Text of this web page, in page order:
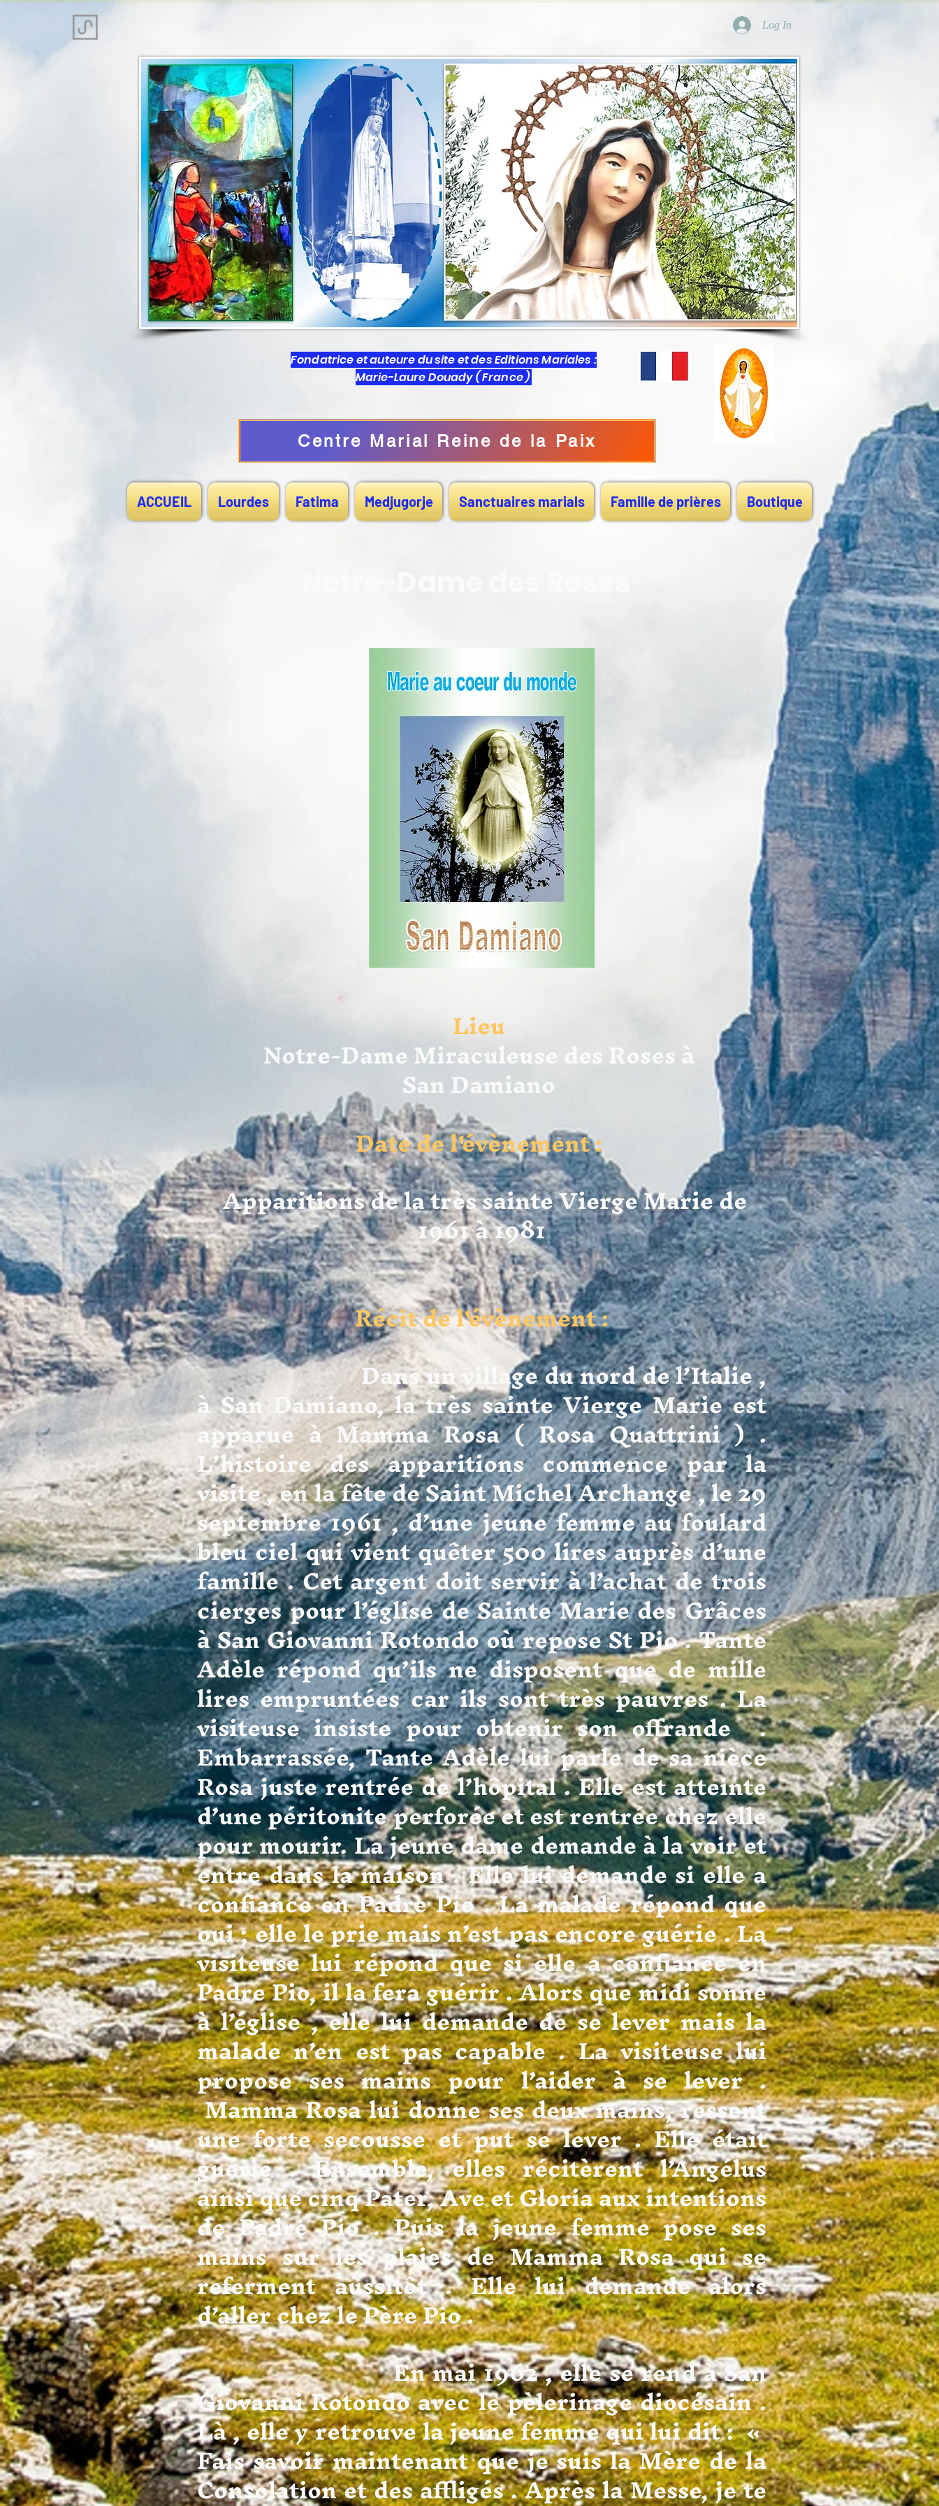
Log In
Fondatrice et auteure du site et des Editions Mariales :
Marie-Laure Douady ( France )
Centre Marial Reine de la Paix
ACCUEIL Lourdes Fatima Medjugorje Sanctuaires marials Famille de prières Boutique
Lieu
Notre-Dame Miraculeuse des Roses à
San Damiano
Date de l'évènement :
Apparitions de la très sainte Vierge Marie de
1961 à 1981
Récit de l'évènement :
Dans un village du nord de l’Italie ,
à San Damiano, la très sainte Vierge Marie est
apparue à Mamma Rosa ( Rosa Quattrini ) .
L’histoire des apparitions commence par la
visite , en la fête de Saint Michel Archange , le 29
septembre 1961 , d’une jeune femme au foulard
bleu ciel qui vient quêter 500 lires auprès d’une
famille . Cet argent doit servir à l’achat de trois
cierges pour l’église de Sainte Marie des Grâces
à San Giovanni Rotondo où repose St Pio . Tante
Adèle répond qu’ils ne disposent que de mille
lires empruntées car ils sont très pauvres . La
visiteuse insiste pour obtenir son offrande .
Embarrassée, Tante Adèle lui parle de sa nièce
Rosa juste rentrée de l’hôpital . Elle est atteinte
d’une péritonite perforée et est rentrée chez elle
pour mourir. La jeune dame demande à la voir et
entre dans la maison . Elle lui demande si elle a
confiance en Padre Pio . La malade répond que
oui ; elle le prie mais n’est pas encore guérie . La
visiteuse lui répond que si elle a confiance en
Padre Pio, il la fera guérir . Alors que midi sonne
à l’église , elle lui demande de se lever mais la
malade n’en est pas capable . La visiteuse lui
propose ses mains pour l’aider à se lever .
Mamma Rosa lui donne ses deux mains, ressent
une forte secousse et put se lever . Elle était
guérie . Ensemble, elles récitèrent l’Angélus
ainsi que cinq Pater, Ave et Gloria aux intentions
de Padre Pio . Puis la jeune femme pose ses
mains sur les plaies de Mamma Rosa qui se
referment aussitôt . Elle lui demande alors
d’aller chez le Père Pio .
En mai 1962 , elle se rend à San
Giovanni Rotondo avec le pèlerinage diocésain .
Là , elle y retrouve la jeune femme qui lui dit : «
Fais savoir maintenant que je suis la Mère de la
Consolation et des affligés . Après la Messe, je te